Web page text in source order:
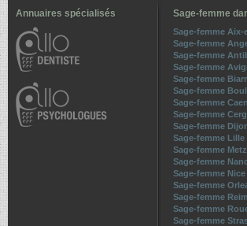
Annuaires spécialisés Sage-femme
Sage-femme Aix-
Sage-femme
Sage-femme
Sage-femme
Sage-femme
Sage-femme
Sage-femme Caen
Sage-femme
Sage-femme
Sage-femme Lille
Sage-femme Metz
Sage-femme
Sage-femme Nice
Sage-femme
Sage-femme
Sage-femme
Sage-femme